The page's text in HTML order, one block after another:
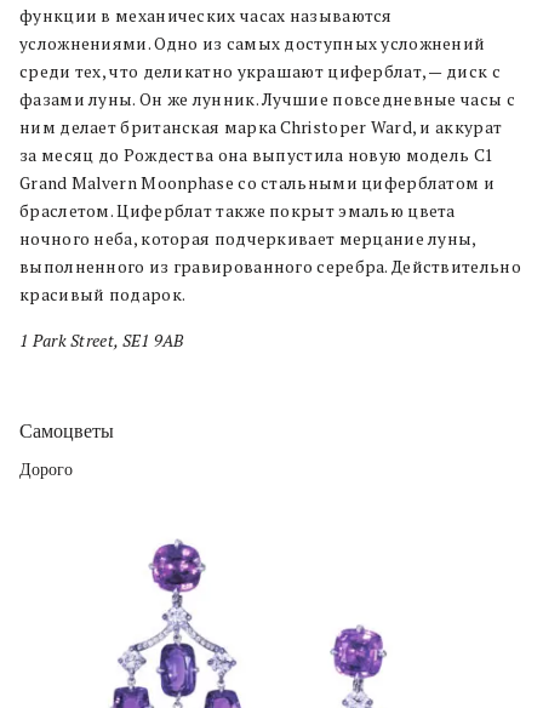
функции в механических часах называются
усложнениями. Одно из самых доступных усложнений
среди тех, что деликатно украшают циферблат, — диск с
фазами луны. Он же лунник. Лучшие повседневные часы с
ним делает британская марка Christoper Ward, и аккурат
за месяц до Рождества она выпустила новую модель C1
Grand Malvern Moonphase со стальными циферблатом и
браслетом. Циферблат также покрыт эмалью цвета
ночного неба, которая подчеркивает мерцание луны,
выполненного из гравированного серебра. Действительно
красивый подарок.
1 Park Street, SE1 9AB
Самоцветы
Дорого